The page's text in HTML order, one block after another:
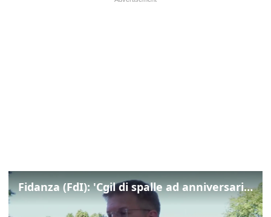
Fidanza (FdI): 'Cgil di spalle ad anniversario Marcinelle mentre La Russa leggeva Mattarella, si vergogni!'